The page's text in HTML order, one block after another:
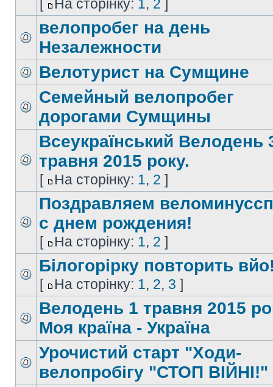
На сторінку: 1, 2
велопробег на день
Незалежности
Велотурист на Сумщине
Семейный велопробег
дорогами Сумщины
Всеукраїнський Велодень
травня 2015 року.
[ На сторінку: 1, 2 ]
Поздравляем
с днем рождения!
[ На сторінку: 1, 2 ]
Білогорірку повторить
[ На сторінку: 1, 2, 3 ]
Велодень 1 травня 2015
Моя країна - Україна
Урочистий старт "Ходи-
велопробігу "СТОП ВІЙНІ!"